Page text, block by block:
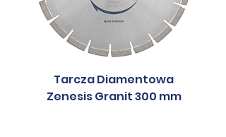
Tarcza Diamentowa
Zenesis Granit 300 mm